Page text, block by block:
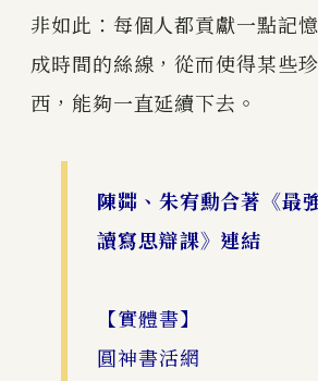
非如此：每個人都貢獻一點記
成時間的絲線，從而使得某些
西，能夠一直延續下去。
陳茻、朱宥勳合著《最
讀寫思辯課》連結
【實體書】
圓神書活網